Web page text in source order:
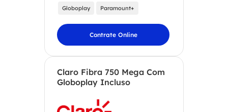
Globoplay Paramount+
Contrate Online
Claro Fibra 750 Mega Com
Globoplay Incluso